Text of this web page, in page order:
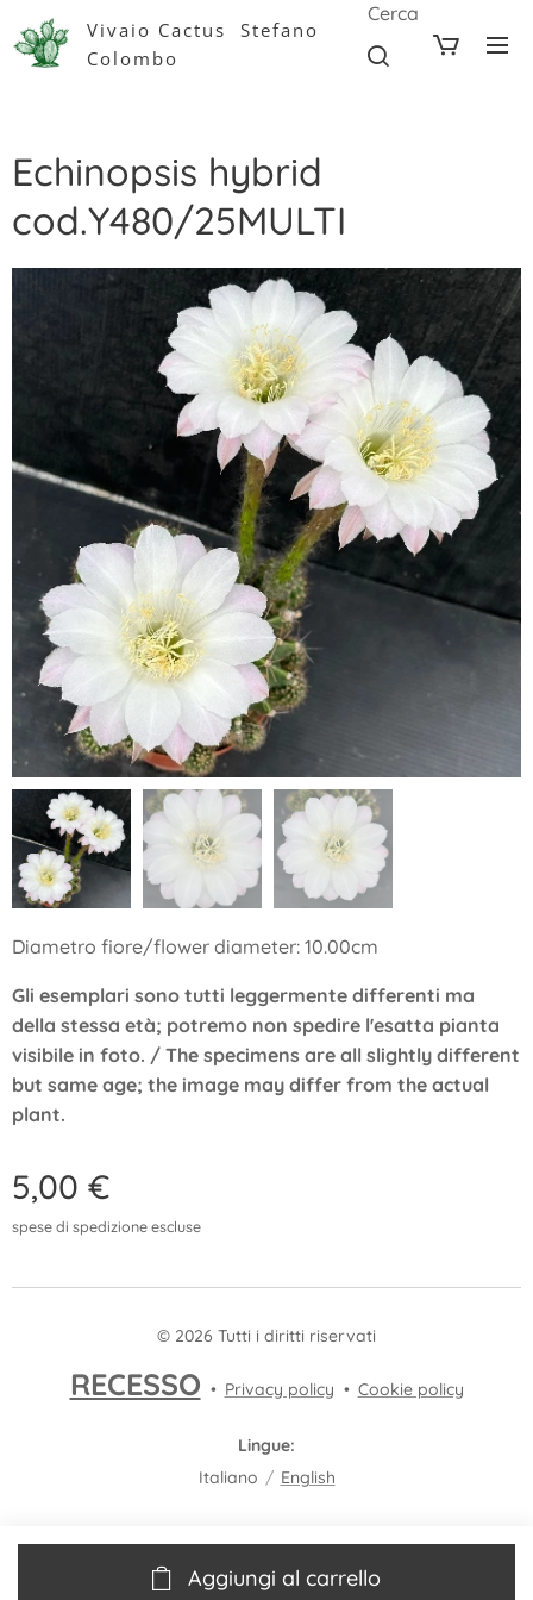
Vivaio Cactus Stefano
Colombo
Cerca
Echinopsis hybrid
cod.Y480/25MULTI
Diametro fiore/flower diameter: 10.00cm
Gli esemplari sono tutti leggermente differenti ma
della stessa età; potremo non spedire l'esatta pianta
visibile in foto. / The specimens are all slightly different
but same age; the image may differ from the actual
plant.
5,00 €
spese di spedizione escluse
Aggiungi al carrello
© 2026 Tutti i diritti riservati
RECESSO Privacy policy Cookie policy
Lingue
Italiano
English